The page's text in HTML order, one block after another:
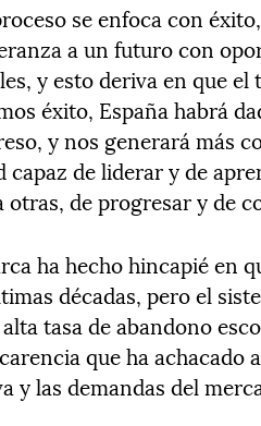
se enfoca con
a un futuro con
y esto deriva en que
éxito, España habrá
y nos generará más
capaz de liderar y de
otras, de progresar y de
ha hecho hincapié en
décadas, pero el
tasa de abandono
que ha achacado
y las demandas del